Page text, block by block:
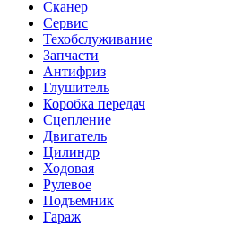
Сканер
Сервис
Техобслуживание
Запчасти
Антифриз
Глушитель
Коробка передач
Сцепление
Двигатель
Цилиндр
Ходовая
Рулевое
Подъемник
Гараж